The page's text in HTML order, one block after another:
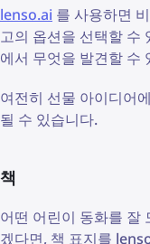
lenso.ai 를 사용하면
고의 옵션을 선택할 수
에서 무엇을 발견할 수
여전히 선물 아이디어
될 수 있습니다.
책
어떤 어린이 동화를 잘
겠다면, 책 표지를